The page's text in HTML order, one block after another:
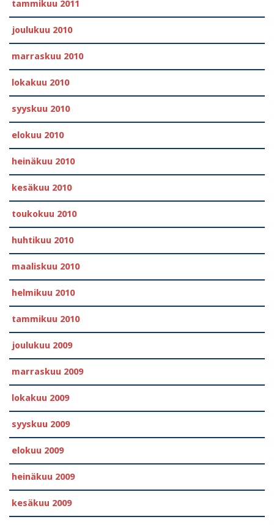
tammikuu 2011
joulukuu 2010
marraskuu 2010
lokakuu 2010
syyskuu 2010
elokuu 2010
heinäkuu 2010
kesäkuu 2010
toukokuu 2010
huhtikuu 2010
maaliskuu 2010
helmikuu 2010
tammikuu 2010
joulukuu 2009
marraskuu 2009
lokakuu 2009
syyskuu 2009
elokuu 2009
heinäkuu 2009
kesäkuu 2009